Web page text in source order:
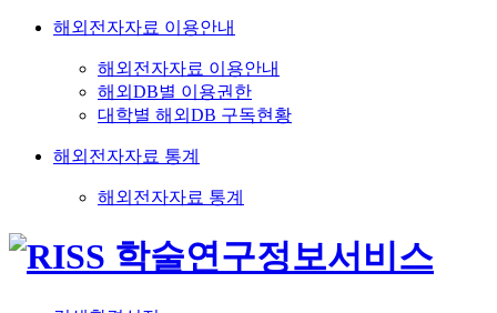
해외전자자료 이용안내
해외전자자료 이용안내
해외DB별 이용권한
대학별 해외DB 구독현황
해외전자자료 통계
해외전자자료 통계